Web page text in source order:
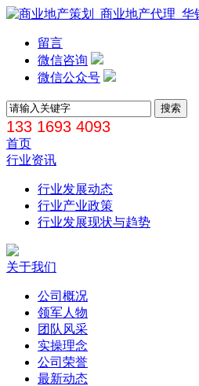
留言
微信咨询
微信公众号
133 1693 4093
首页
行业资讯
行业发展动态
行业产业政策
行业发展现状与趋势
关于我们
公司概况
领军人物
团队风采
实操理念
公司荣誉
最新动态